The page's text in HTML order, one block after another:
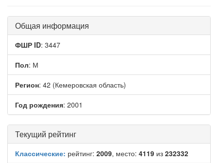
Общая информация
ФШР ID: 3447
Пол: М
Регион: 42 (Кемеровская область)
Год рождения: 2001
Текущий рейтинг
Классические: рейтинг: 2009, место: 4119 из 232332